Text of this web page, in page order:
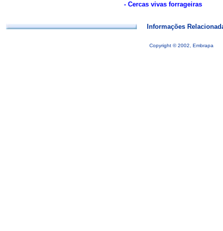
- Cercas vivas forrageiras
Informações
Copyright © 2002, Embrapa